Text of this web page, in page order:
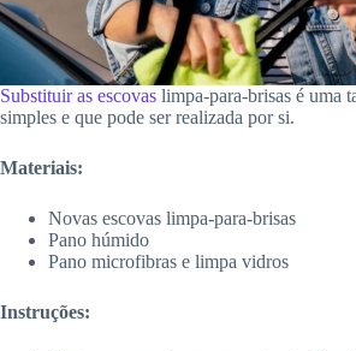
Substituir as escovas limpa-para-brisas é uma
simples e que pode ser realizada por si.
Materiais:
Novas escovas limpa-para-brisas
Pano húmido
Pano microfibras e limpa vidros
Instruções: